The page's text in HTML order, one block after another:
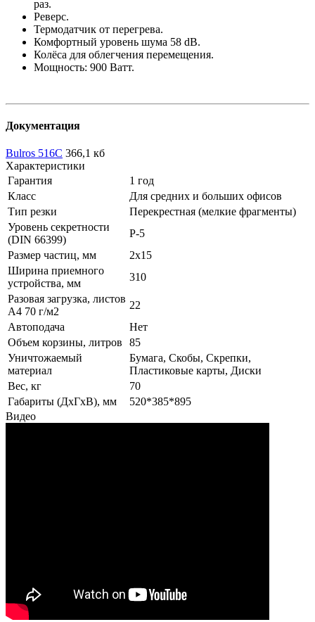
раз.
Реверс.
Термодатчик от перегрева.
Комфортный уровень шума 58 dB.
Колёса для облегчения перемещения.
Мощность: 900 Ватт.
Документация
Bulros 516C 366,1 кб
Характеристики
Гарантия
1 год
Класс
Для средних и больших офисов
Тип резки
Перекрестная (мелкие фрагменты)
Уровень секретности
(DIN 66399)
Р-5
Размер частиц, мм
2х15
Ширина приемного
устройства, мм
310
Разовая загрузка, листов
А4 70 г/м2
22
Автоподача
Нет
Объем корзины, литров
85
Уничтожаемый
материал
Бумага, Скобы, Скрепки,
Пластиковые карты, Диски
Вес, кг
70
Габариты (ДхГхВ), мм
520*385*895
Видео